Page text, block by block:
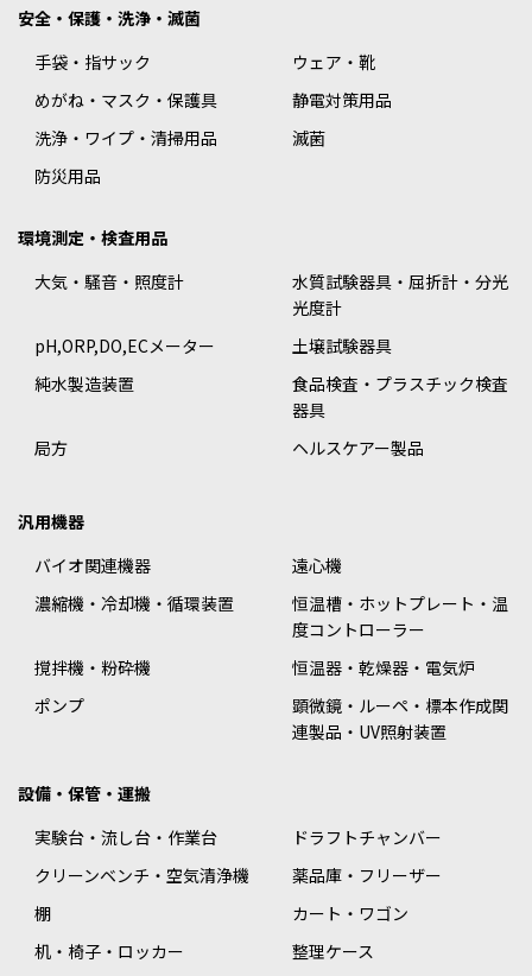
安全・保護・洗浄・滅菌
手袋・指サック
ウェア・靴
めがね・マスク・保護具
静電対策用品
洗浄・ワイプ・清掃用品
滅菌
防災用品
環境測定・検査用品
大気・騒音・照度計
水質試験器具・屈折計・分光
光度計
pH,ORP,DO,ECメーター
土壌試験器具
純水製造装置
食品検査・プラスチック検査
器具
局方
ヘルスケアー製品
汎用機器
バイオ関連機器
遠心機
濃縮機・冷却機・循環装置
恒温槽・ホットプレート・温
度コントローラー
撹拌機・粉砕機
恒温器・乾燥器・電気炉
ポンプ
顕微鏡・ルーペ・標本作成関
連製品・UV照射装置
設備・保管・運搬
実験台・流し台・作業台
ドラフトチャンバー
クリーンベンチ・空気清浄機
薬品庫・フリーザー
棚
カート・ワゴン
机・椅子・ロッカー
整理ケース